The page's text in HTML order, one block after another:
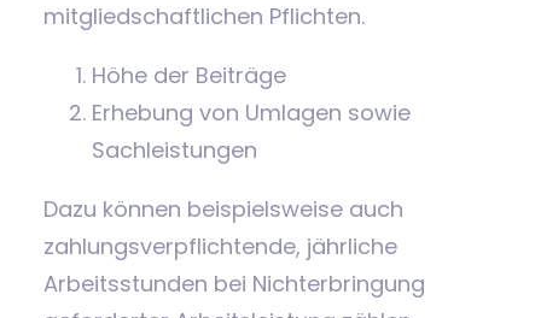
mitgliedschaftlichen Pflichten.
Höhe der Beiträge
Erhebung von Umlagen sowie
Sachleistungen
Dazu können beispielsweise auch
zahlungsverpflichtende, jährliche
Arbeitsstunden bei Nichterbringung